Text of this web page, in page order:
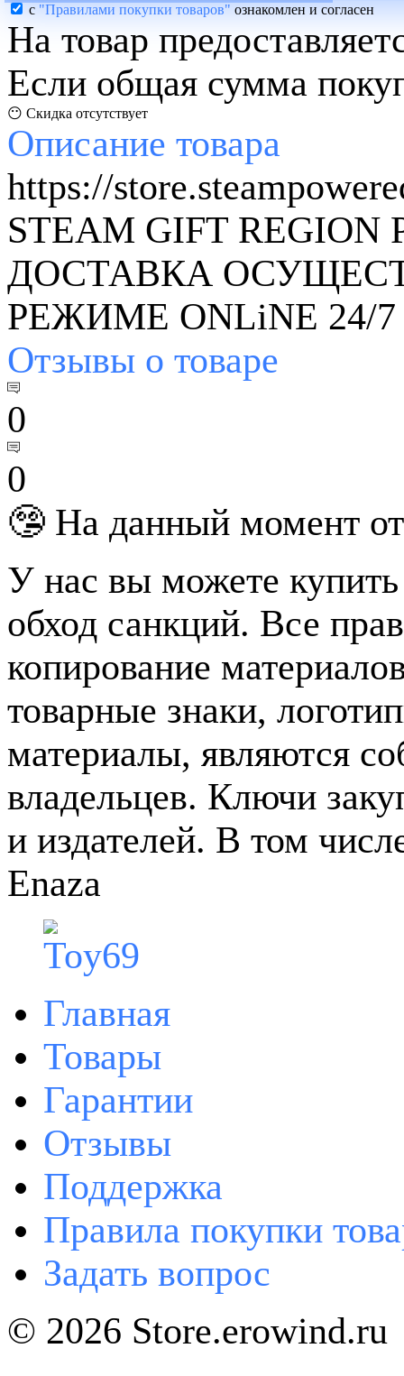
с "Правилами покупки товаров" ознакомлен и согласен
На товар
Если общая сумма
😶 Скидка отсутствует
Описание товара
https://
STEAM GIFT
ДОСТАВКА
РЕЖИМЕ ONLiNE 24/7
Отзывы о товаре
0
0
🤥 На данный момент
У нас вы можете
обход санкций. Все
копирование
товарные знаки,
материалы, являются
владельцев. Ключи
и издателей. В том
Enaza
Главная
Товары
Гарантии
Отзывы
Поддержка
Правила покупки
Задать вопрос
© 2026 Store.erowind.ru